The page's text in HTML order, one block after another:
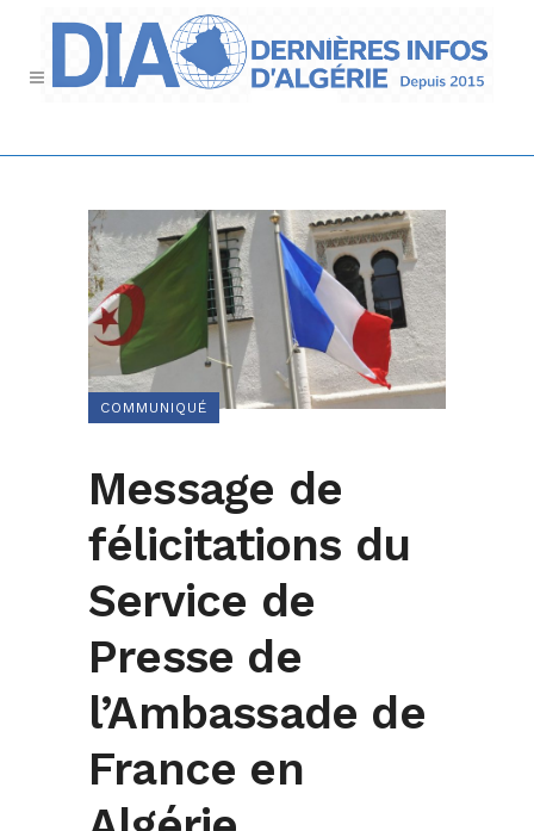
COMMUNIQUÉ
Message de
félicitations du
Service de
Presse de
l’Ambassade de
France en